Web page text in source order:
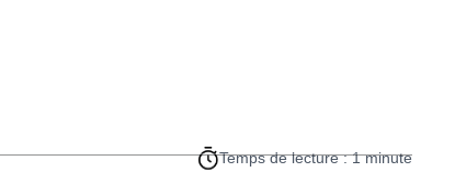
Temps de lecture : 1 minute